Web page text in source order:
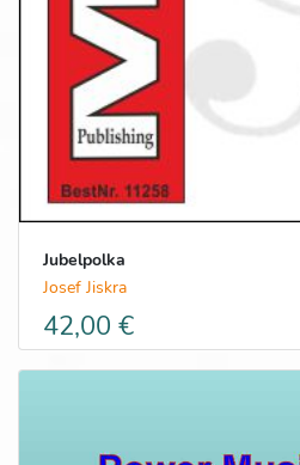
Jubelpolka
Josef Jiskra
42,00 €